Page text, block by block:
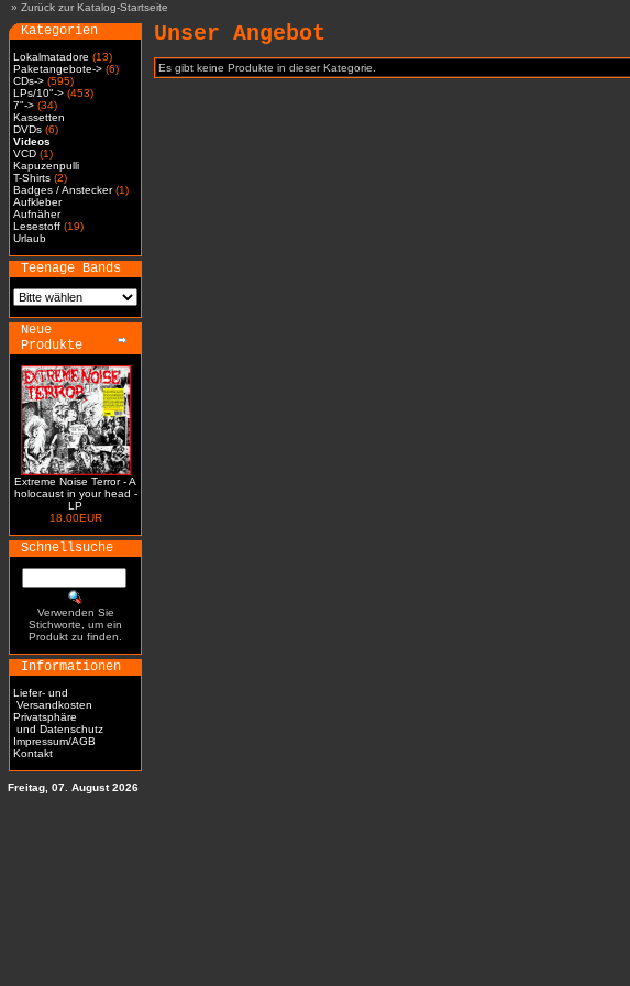
» Zurück zur Katalog-Startseite
Kategorien
Lokalmatadore (13)
Paketangebote-> (6)
CDs-> (595)
LPs/10"-> (453)
7"-> (34)
Kassetten
DVDs (6)
Videos
VCD (1)
Kapuzenpulli
T-Shirts (2)
Badges / Anstecker(1)
Aufkleber
Aufnäher
Lesestoff (19)
Urlaub
Teenage Bands
Neue
Produkte
Extreme Noise Terror - A
holocaust in your head -
LP
18.00EUR
Schnellsuche
Verwenden Sie
Stichworte, um ein
Produkt zu finden.
Informationen
Liefer- und
Versandkosten
Privatsphäre
und Datenschutz
Impressum/AGB
Kontakt
Unser Angebot
Es gibt keine Produkte in dieser Kategorie.
Freitag, 07. August 2026